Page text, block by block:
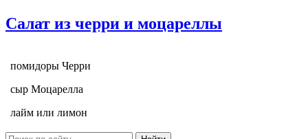
Салат из черри и моцареллы
помидоры Черри
сыр Моцарелла
лайм или лимон